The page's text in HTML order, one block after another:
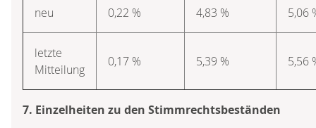
neu 0,22 % 4,83 % 5,06
letzte
Mitteilung
0,17 % 5,39 % 5,56
7. Einzelheiten zu den Stimmrechtsbeständen